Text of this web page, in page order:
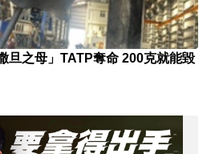
旦之母」TATP奪命 200克就能毀